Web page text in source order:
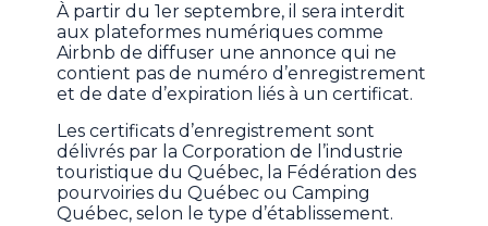
À partir du 1er septembre, il sera interdit
aux plateformes numériques comme
Airbnb de diffuser une annonce qui ne
contient pas de numéro d’enregistrement
et de date d’expiration liés à un certificat.
Les certificats d’enregistrement sont
délivrés par la Corporation de l’industrie
touristique du Québec, la Fédération des
pourvoiries du Québec ou Camping
Québec, selon le type d’établissement.